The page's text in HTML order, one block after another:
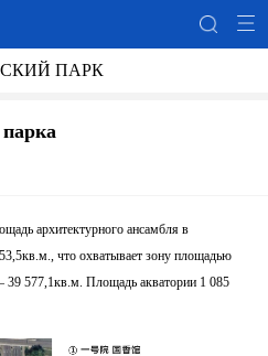
ПАРК
архитектурного ансамбля в
что охватывает зону площадью
39 577,1кв.м. Площадь акватории 1 085